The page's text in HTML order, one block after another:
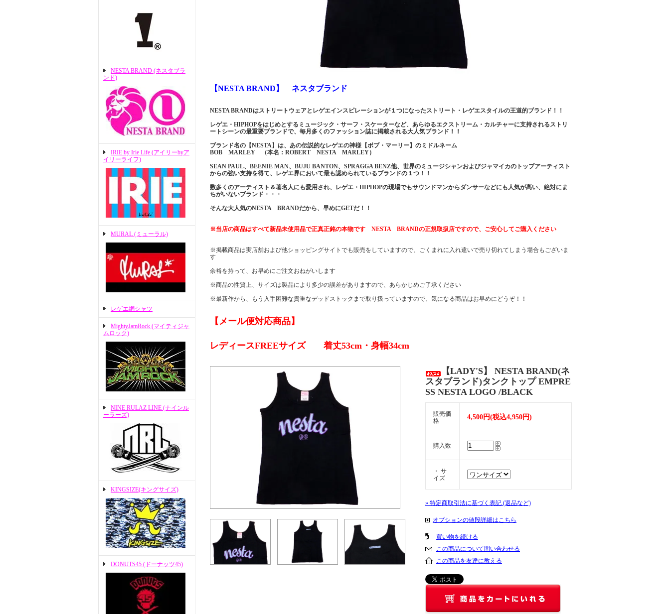
NESTA BRAND (ネスタブラ
ンド)
IRIE by Irie Life (アイリーbyア
イリーライフ)
MURAL (ミューラル)
レゲエ網シャツ
MightyJamRock (マイティジャ
ムロック)
NINE RULAZ LINE (ナインル
ーラーズ)
KINGSIZE(キングサイズ)
DONUTS45 (ドーナッツ45)
【NESTA BRAND】 ネスタブランド
NESTA BRANDはストリートウェアとレゲエインスピレーションが１つになったストリート・レゲエスタイルの王道的ブランド！！
レゲエ・HIPHOPをはじめとするミュージック・サーフ・スケーターなど、あらゆるエクストリーム・カルチャーに支持されるストリ
ートシーンの最重要ブランドで、毎月多くのファッション誌に掲載される大人気ブランド！！
ブランド名の【NESTA】は、あの伝説的なレゲエの神様【ボブ・マーリー】のミドルネーム
BOB MARLEY （本名：ROBERT NESTA MARLEY）
SEAN PAUL、BEENIE MAN、BUJU BANTON、SPRAGGA BENZ他、世界のミュージシャンおよびジャマイカのトップアーティスト
からの強い支持を得て、レゲエ界において最も認められているブランドの１つ！！
数多くのアーティスト＆著名人にも愛用され、レゲエ・HIPHOPの現場でもサウンドマンからダンサーなどにも人気が高い、絶対にま
ちがいないブランド・・・
そんな大人気のNESTA BRANDだから、早めにGETだ！！
※当店の商品はすべて新品未使用品で正真正銘の本物です NESTA BRANDの正規取扱店ですので、ご安心してご購入ください
※掲載商品は実店舗および他ショッピングサイトでも販売をしていますので、ごくまれに入れ違いで売り切れてしまう場合もございま
す
余裕を持って、お早めにご注文おねがいします
※商品の性質上、サイズは製品により多少の誤差がありますので、あらかじめご了承ください
※最新作から、もう入手困難な貴重なデッドストックまで取り扱っていますので、気になる商品はお早めにどうぞ！！
【メール便対応商品】
レディースFREEサイズ 着丈53cm・身幅34cm
【LADY'S】 NESTA BRAND(ネ
スタブランド)タンクトップ EMPRE
SS NESTA LOGO /BLACK
販売価
格
4,500円(税込4,950円)
購入数
・ サ
イズ
» 特定商取引法に基づく表記 (返品など)
オプションの値段詳細はこちら
買い物を続ける
この商品について問い合わせる
この商品を友達に教える